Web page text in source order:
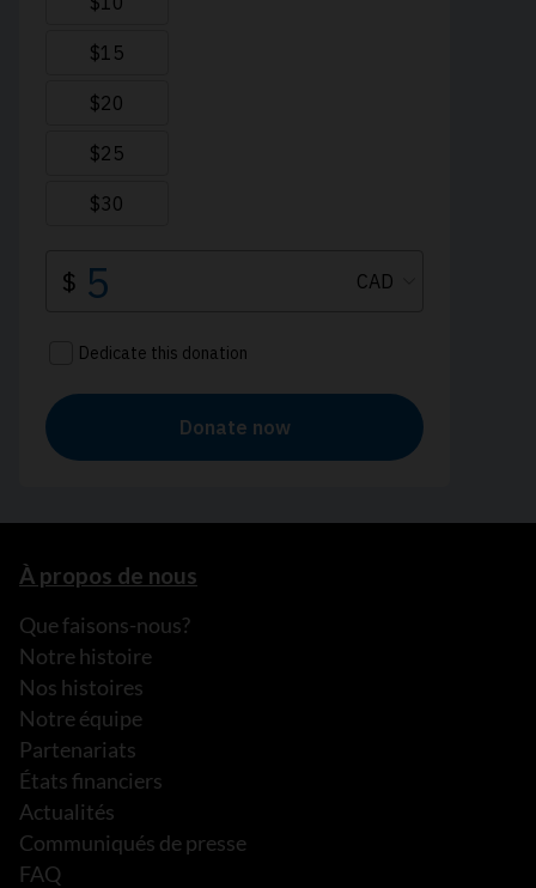
À propos de nous
Que faisons-nous?
Notre histoire
Nos histoires
Notre équipe
Partenariats
États financiers
Actualités
Communiqués de presse
FAQ